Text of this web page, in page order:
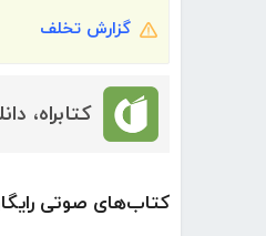
گزارش تخلف
کتابراه،
کتاب‌های صوتی